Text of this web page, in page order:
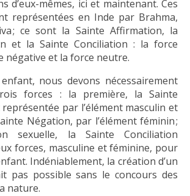
d’eux-mêmes, ici et maintenant. Ces
représentées en Inde par Brahma,
; ce sont la Sainte Affirmation, la
et la Sainte Conciliation : la force
négative et la force neutre.
nous devons nécessairement
forces : la première, la Sainte
par l’élément masculin et
Négation, par l’élément féminin ;
sexuelle, la Sainte Conciliation
forces, masculine et féminine, pour
Indéniablement, la création d’un
pas possible sans le concours des
nature.